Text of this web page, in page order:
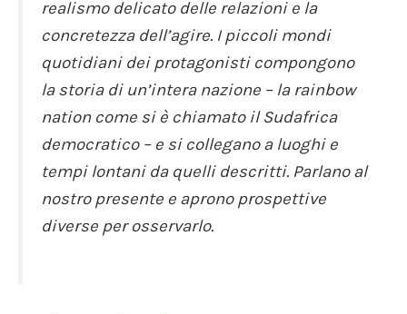
realismo delicato delle relazioni e la
concretezza dell’agire. I piccoli mondi
quotidiani dei protagonisti compongono
la storia di un’intera nazione – la rainbow
nation come si è chiamato il Sudafrica
democratico – e si collegano a luoghi e
tempi lontani da quelli descritti. Parlano al
nostro presente e aprono prospettive
diverse per osservarlo.